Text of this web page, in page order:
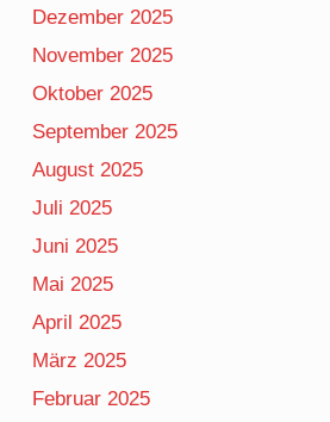
Dezember 2025
November 2025
Oktober 2025
September 2025
August 2025
Juli 2025
Juni 2025
Mai 2025
April 2025
März 2025
Februar 2025